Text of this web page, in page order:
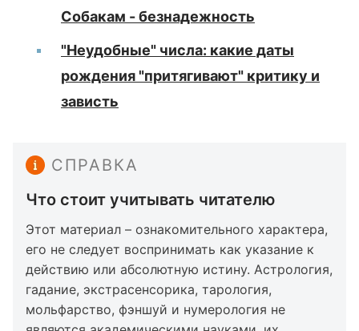
Собакам - безнадежность
"Неудобные" числа: какие даты
рождения "притягивают" критику и
зависть
СПРАВКА
Что стоит учитывать читателю
Этот материал – ознакомительного характера,
его не следует воспринимать как указание к
действию или абсолютную истину. Астрология,
гадание, экстрасенсорика, тарология,
мольфарство, фэншуй и нумерология не